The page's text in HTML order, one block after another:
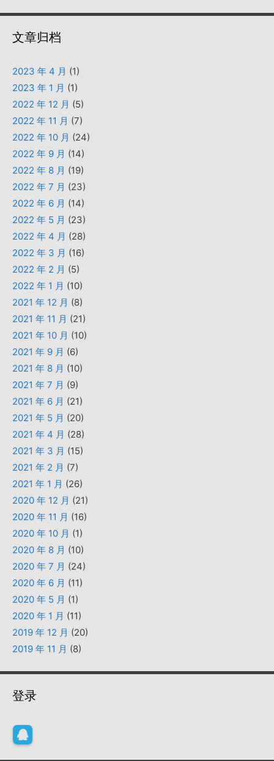
文章归档
2023 年 4 月 (1)
2023 年 1 月 (1)
2022 年 12 月 (5)
2022 年 11 月 (7)
2022 年 10 月 (24)
2022 年 9 月 (14)
2022 年 8 月 (19)
2022 年 7 月 (23)
2022 年 6 月 (14)
2022 年 5 月 (23)
2022 年 4 月 (28)
2022 年 3 月 (16)
2022 年 2 月 (5)
2022 年 1 月 (10)
2021 年 12 月 (8)
2021 年 11 月 (21)
2021 年 10 月 (10)
2021 年 9 月 (6)
2021 年 8 月 (10)
2021 年 7 月 (9)
2021 年 6 月 (21)
2021 年 5 月 (20)
2021 年 4 月 (28)
2021 年 3 月 (15)
2021 年 2 月 (7)
2021 年 1 月 (26)
2020 年 12 月 (21)
2020 年 11 月 (16)
2020 年 10 月 (1)
2020 年 8 月 (10)
2020 年 7 月 (24)
2020 年 6 月 (11)
2020 年 5 月 (1)
2020 年 1 月 (11)
2019 年 12 月 (20)
2019 年 11 月 (8)
登录